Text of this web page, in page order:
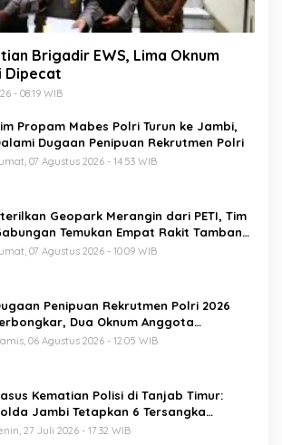
EWS, Lima Oknum
Dipecat
- 08:19 WIB
Propam Mabes Polri Turun ke Jambi,
Dugaan Penipuan Rekrutmen Polri
07 Agustus 2026 - 14:53 WIB
Geopark Merangin dari PETI, Tim
Temukan Empat Rakit Tambang
07 Agustus 2026 - 10:09 WIB
Penipuan Rekrutmen Polri 2026
Dua Oknum Anggota
Propam Polda Jambi
06 Agustus 2026 - 12:05 WIB
Kematian Polisi di Tanjab Timur:
Jambi Tetapkan 6 Tersangka
5 Anggota Polri
27 Juli 2026 - 17:32 WIB